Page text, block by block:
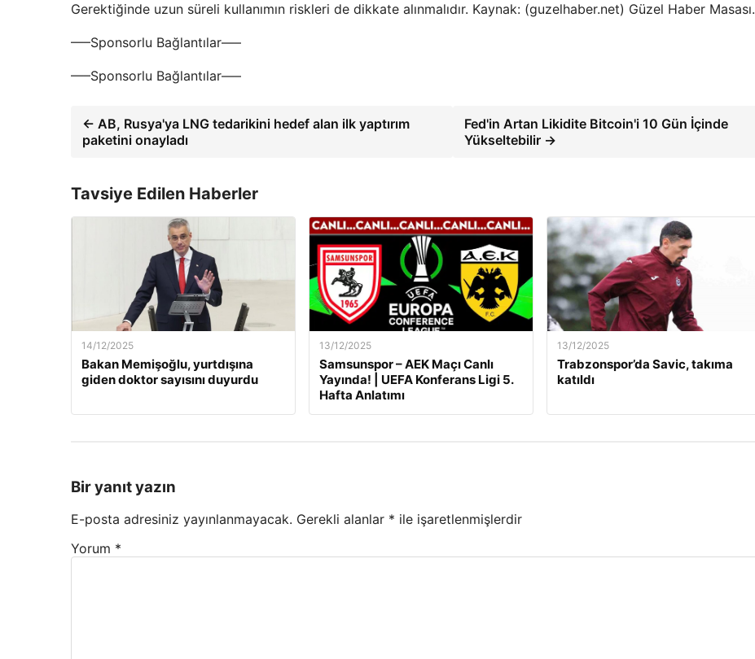
Gerektiğinde uzun süreli kullanımın riskleri de dikkate alınmalıdır. Kaynak: (guzelhaber.net) Güzel Haber Masası.
—–Sponsorlu Bağlantılar—–
—–Sponsorlu Bağlantılar—–
← AB, Rusya'ya LNG tedarikini hedef alan ilk yaptırım
paketini onayladı
Fed'in Artan Likidite Bitcoin'i 10 Gün İçinde
Yükseltebilir →
Tavsiye Edilen Haberler
14/12/2025
Bakan Memişoğlu, yurtdışına
giden doktor sayısını duyurdu
13/12/2025
Samsunspor – AEK Maçı Canlı
Yayında! | UEFA Konferans Ligi 5.
Hafta Anlatımı
13/12/2025
Trabzonspor’da Savic, takıma
katıldı
Bir yanıt yazın
E-posta adresiniz yayınlanmayacak. Gerekli alanlar * ile işaretlenmişlerdir
Yorum *